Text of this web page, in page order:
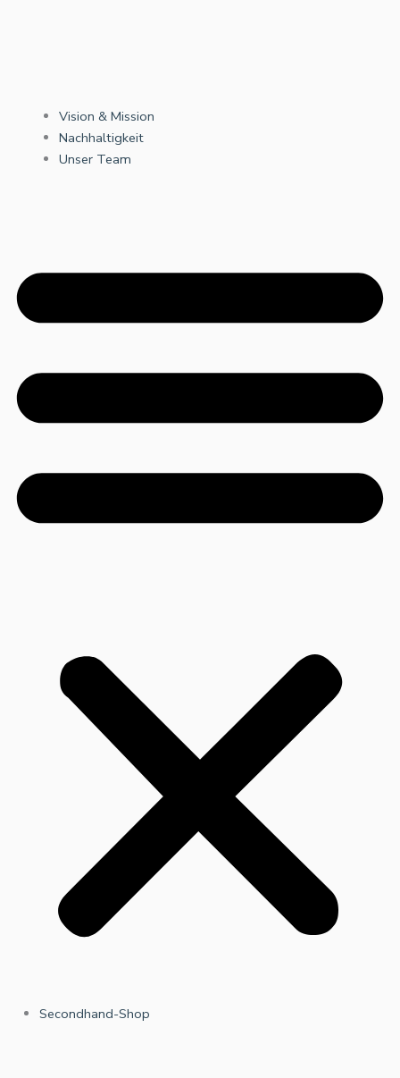
Vision & Mission
Nachhaltigkeit
Unser Team
Secondhand-Shop